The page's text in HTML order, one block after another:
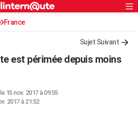
S'inscrire
Connexion
France
Sujet Suivant
est périmée depuis moins
15 nov. 2017 à 09:55
2017 à 21:52